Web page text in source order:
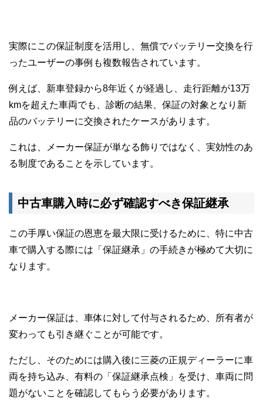
実際にこの保証制度を活用し、無償でバッテリー交換を行
ったユーザーの事例も複数報告されています。
例えば、新車登録から8年近くが経過し、走行距離が13万
kmを超えた車両でも、診断の結果、保証の対象となり新
品のバッテリーに交換されたケースがあります。
これは、メーカー保証が単なる飾りではなく、実効性のあ
る制度であることを示しています。
中古車購入時に必ず確認すべき保証継承
この手厚い保証の恩恵を最大限に受けるために、特に中古
車で購入する際には「保証継承」の手続きが極めて大切に
なります。
メーカー保証は、車体に対して付与されるため、所有者が
変わっても引き継ぐことが可能です。
ただし、そのためには購入後に三菱の正規ディーラーに車
両を持ち込み、有料の「保証継承点検」を受け、車両に問
題がないことを確認してもらう必要があります。